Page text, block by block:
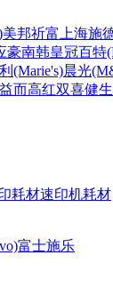
美邦祈富 上海施
豪南韩皇冠百特
(Marie's)晨光
益而高红双喜健生
耗材速印机耗材
富士施乐